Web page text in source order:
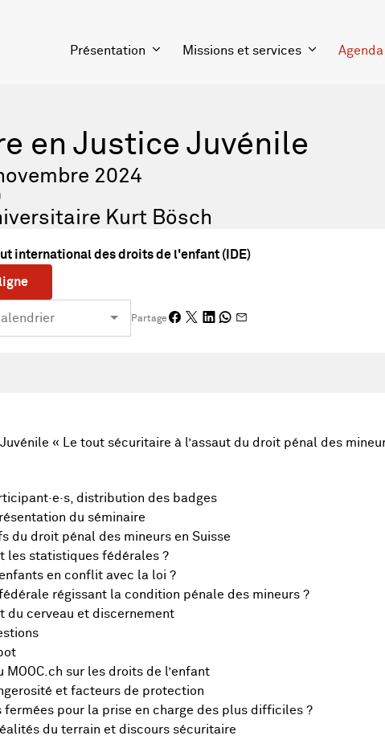
Présentation Missions et services Agenda
en Justice Juvénile
2024
Kurt Bösch
international des droits de l'enfant (IDE)
Partage
« Le tout sécuritaire à l’assaut du droit pénal des
distribution des badges
du séminaire
du droit pénal des mineurs en Suisse
les statistiques fédérales ?
en conflit avec la loi ?
régissant la condition pénale des mineurs ?
du cerveau et discernement
MOOC.ch sur les droits de l’enfant
et facteurs de protection
fermées pour la prise en charge des plus difficiles ?
du terrain et discours sécuritaire